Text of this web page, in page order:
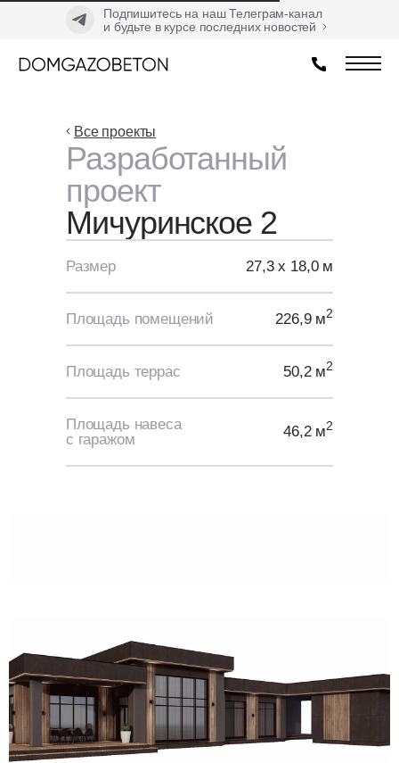
Подпишитесь на наш Телеграм-канал
и будьте в курсе последних новостей
Все проекты
Разработанный
проект
Мичуринское 2
Размер 27,3 х 18,0 м
Площадь помещений 226,9 м2
Площадь террас 50,2 м2
Площадь навеса
с гаражом
46,2 м2